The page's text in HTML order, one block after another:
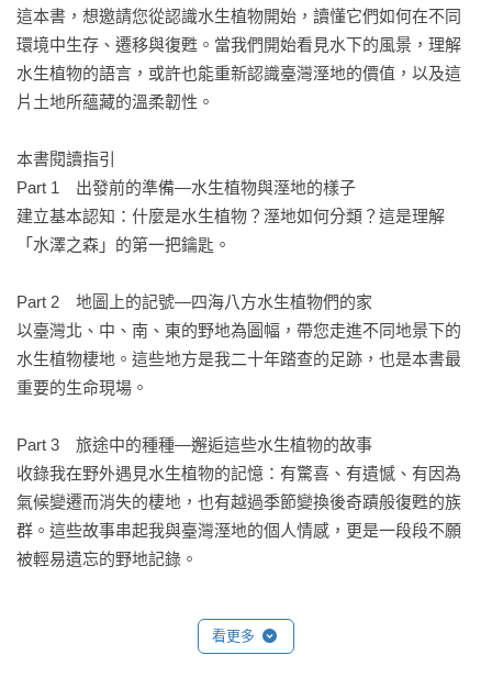
這本書，想邀請您從認識水生植物開始，讀懂它們如何在不同
環境中生存、遷移與復甦。當我們開始看見水下的風景，理解
水生植物的語言，或許也能重新認識臺灣溼地的價值，以及這
片土地所蘊藏的溫柔韌性。
本書閱讀指引
Part 1　出發前的準備—水生植物與溼地的樣子
建立基本認知：什麼是水生植物？溼地如何分類？這是理解
「水澤之森」的第一把鑰匙。
Part 2　地圖上的記號—四海八方水生植物們的家
以臺灣北、中、南、東的野地為圖幅，帶您走進不同地景下的
水生植物棲地。這些地方是我二十年踏查的足跡，也是本書最
重要的生命現場。
Part 3　旅途中的種種—邂逅這些水生植物的故事
收錄我在野外遇見水生植物的記憶：有驚喜、有遺憾、有因為
氣候變遷而消失的棲地，也有越過季節變換後奇蹟般復甦的族
群。這些故事串起我與臺灣溼地的個人情感，更是一段段不願
被輕易遺忘的野地記錄。
Part 4　水澤畔的邀請—出發去拜訪水草
如果您已躍躍欲試，我也整理了十個安全、容易抵達的觀察
看更多